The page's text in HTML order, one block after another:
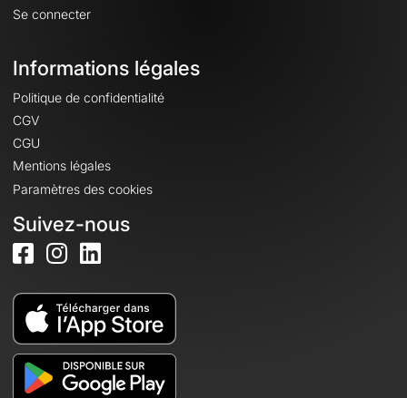
Se connecter
Informations légales
Politique de confidentialité
CGV
CGU
Mentions légales
Paramètres des cookies
Suivez-nous